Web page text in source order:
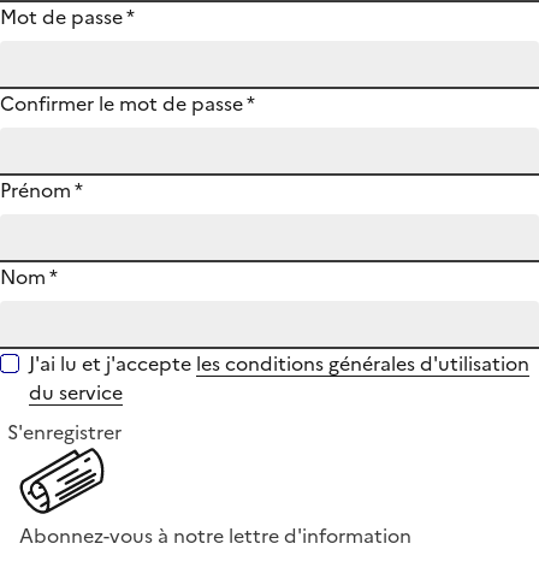
Mot de passe*
Confirmer le mot de passe*
Prénom*
Nom*
J'ai lu et j'accepte les conditions générales d'utilisation
du service
S'enregistrer
Abonnez-vous à notre lettre d'information